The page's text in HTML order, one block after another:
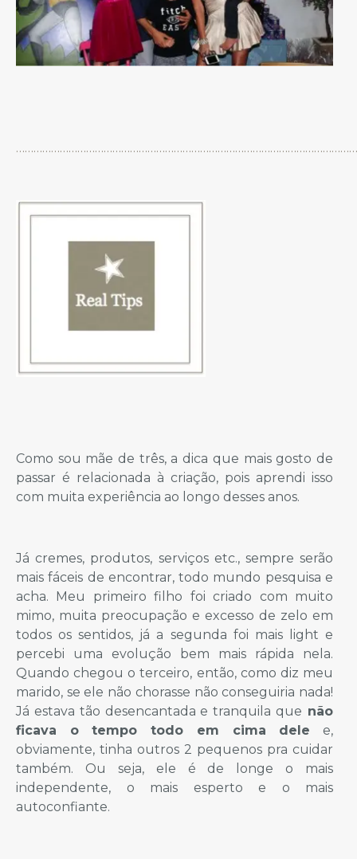
Como sou mãe de três, a dica que mais gosto de
passar é relacionada à criação, pois aprendi isso
com muita experiência ao longo desses anos.
Já cremes, produtos, serviços etc., sempre serão
mais fáceis de encontrar, todo mundo pesquisa e
acha. Meu primeiro filho foi criado com muito
mimo, muita preocupação e excesso de zelo em
todos os sentidos, já a segunda foi mais light e
percebi uma evolução bem mais rápida nela.
Quando chegou o terceiro, então, como diz meu
marido, se ele não chorasse não conseguiria nada!
Já estava tão desencantada e tranquila que não
ficava o tempo todo em cima dele e,
obviamente, tinha outros 2 pequenos pra cuidar
também. Ou seja, ele é de longe o mais
independente, o mais esperto e o mais
autoconfiante.